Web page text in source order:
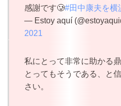
感謝です🥲#田中康夫を横
— Estoy aquí
2021
私にとって非常に助かる
とってもそうである、と
さい。